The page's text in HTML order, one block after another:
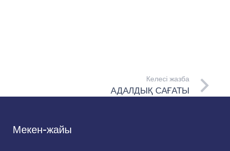
Келесі жазба
АДАЛДЫҚ САҒАТЫ
Мекен-жайы